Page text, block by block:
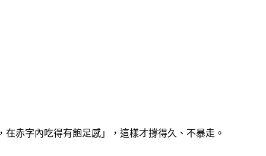
赤字內吃得有飽足感」，這樣才撐得久、不暴走。